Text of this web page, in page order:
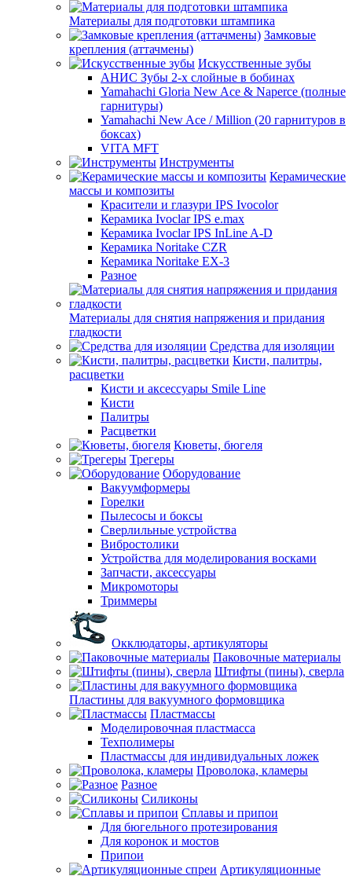
Материалы для подготовки штампика
Замковые
крепления (аттачмены)
Искусственные зубы
АНИС Зубы 2-х слойные в бобинах
Yamahachi Gloria New Ace & Naperce (полные
гарнитуры)
Yamahachi New Ace / Million (20 гарнитуров в
боксах)
VITA MFT
Инструменты
Керамические
массы и композиты
Красители и глазури IPS Ivocolor
Керамика Ivoclar IPS e.max
Керамика Ivoclar IPS InLine A-D
Керамика Noritake CZR
Керамика Noritake EX-3
Разное
Материалы для снятия напряжения и придания
гладкости
Средства для изоляции
Кисти, палитры,
расцветки
Кисти и аксессуары Smile Line
Кисти
Палитры
Расцветки
Кюветы, бюгеля
Трегеры
Оборудование
Вакуумформеры
Горелки
Пылесосы и боксы
Сверлильные устройства
Вибростолики
Устройства для моделирования восками
Запчасти, аксессуары
Микромоторы
Триммеры
Окклюдаторы, артикуляторы
Паковочные материалы
Штифты (пины), сверла
Пластины для вакуумного формовщика
Пластмассы
Моделировочная пластмасса
Техполимеры
Пластмассы для индивидуальных ложек
Проволока, кламеры
Разное
Силиконы
Сплавы и припои
Для бюгельного протезирования
Для коронок и мостов
Припои
Артикуляционные